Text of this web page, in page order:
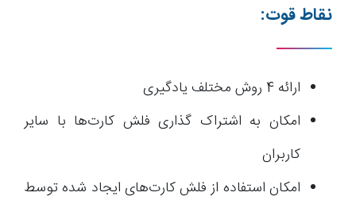
نقاط قوت:
ارائه 4 روش مختلف یادگیری
امکان به اشتراک گذاری فلش کارت‌ها با سایر
کاربران
امکان استفاده از فلش کارت‌های ایجاد شده توسط